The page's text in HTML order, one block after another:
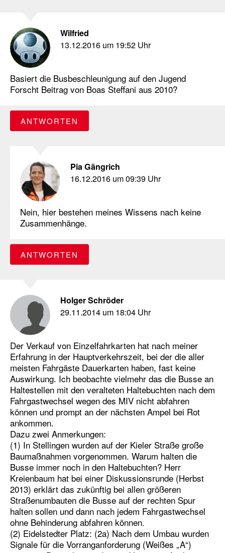
Wilfried
13.12.2016 um 19:52 Uhr
Basiert die Busbeschleunigung auf den Jugend
Forscht Beitrag von Boas Steffani aus 2010?
ANTWORTEN
Pia Gängrich
16.12.2016 um 09:39 Uhr
Nein, hier bestehen meines Wissens nach keine
Zusammenhänge.
ANTWORTEN
Holger Schröder
29.11.2014 um 18:04 Uhr
Der Verkauf von Einzelfahrkarten hat nach meiner
Erfahrung in der Hauptverkehrszeit, bei der die aller
meisten Fahrgäste Dauerkarten haben, fast keine
Auswirkung. Ich beobachte vielmehr das die Busse an
Haltestellen mit den veralteten Haltebuchten nach dem
Fahrgastwechsel wegen des MIV nicht abfahren
können und prompt an der nächsten Ampel bei Rot
ankommen.
Dazu zwei Anmerkungen:
(1) In Stellingen wurden auf der Kieler Straße große
Baumaßnahmen vorgenommen. Warum halten die
Busse immer noch in den Haltebuchten? Herr
Kreienbaum hat bei einer Diskussionsrunde (Herbst
2013) erklärt das zukünftig bei allen größeren
Straßenumbauten die Busse auf der rechten Spur
halten sollen und dann nach jedem Fahrgastwechsel
ohne Behinderung abfahren können.
(2) Eidelstedter Platz: (2a) Nach dem Umbau wurden
Signale für die Vorranganforderung (Weißes „A“)